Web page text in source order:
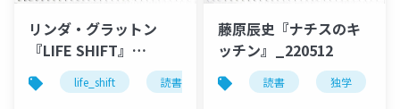
リンダ・グラットン
『LIFE SHIFT』
20220513life_shift 読書 独学 リンダグラットン
藤原辰史『ナチスのキ
ッチン』_220512
読書 独学